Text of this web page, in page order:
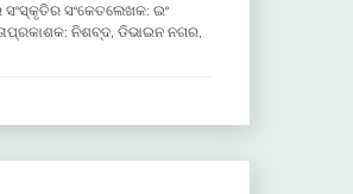
ସଂସ୍କୃତିର ସଂକେତଲେଖକ: ଇଂ
ନିଶବ୍ଦ, ଡିଭାଇନ ନଗର,